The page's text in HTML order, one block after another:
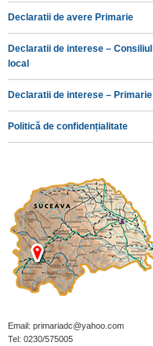
Declaratii de avere Primarie
Declaratii de interese – Consiliul
local
Declaratii de interese – Primarie
Politică de confidențialitate
Email: primariadc@yahoo.com
Tel: 0230/575005